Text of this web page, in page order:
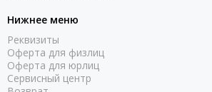
Нижнее меню
Реквизиты
Оферта для физлиц
Оферта для юрлиц
Сервисный центр